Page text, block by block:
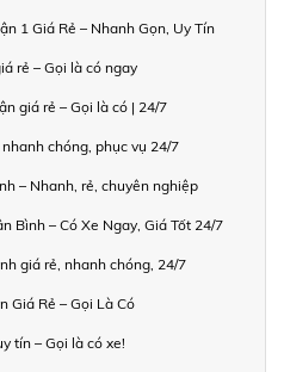
1 Giá Rẻ – Nhanh Gọn, Uy Tín
rẻ – Gọi là có ngay
giá rẻ – Gọi là có | 24/7
chóng, phục vụ 24/7
– Nhanh, rẻ, chuyên nghiệp
Bình – Có Xe Ngay, Giá Tốt 24/7
giá rẻ, nhanh chóng, 24/7
Giá Rẻ – Gọi Là Có
tín – Gọi là có xe!